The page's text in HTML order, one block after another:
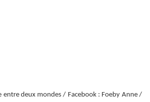
entre deux mondes / Facebook : Foeby Anne /